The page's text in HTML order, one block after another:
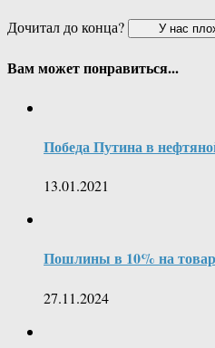
Дочитал до конца?
Вам может понравиться...
Победа Путина в
13.01.2021
Пошлины в 10% на
27.11.2024